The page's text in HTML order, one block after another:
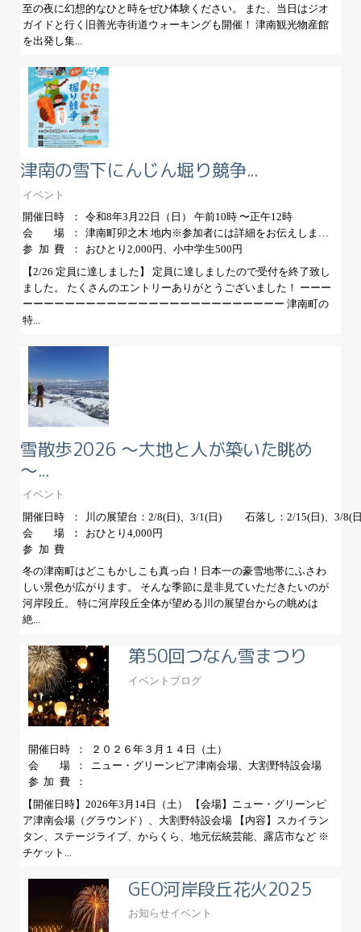
至の夜に幻想的なひと時をぜひ体験ください。 また、当日はジオ
ガイドと行く旧善光寺街道ウォーキングも開催！ 津南観光物産館
を出発し集...
津南の雪下にんじん堀り競争...
イベント
開催日時
令和8年3月22日（日） 午前10時 〜正午12時
会場 津南町卯之木 地内※参加者には詳細をお伝えします。
参加費
おひとり2,000円、小中学生500円
【2/26 定員に達しました】 定員に達しましたので受付を終了致し
ました。 たくさんのエントリーありがとうございました！ ーーー
ーーーーーーーーーーーーーーーーーーーーーーーーー 津南町の
特...
雪散歩2026 ～大地と人が築いた眺め
～...
イベント
開催日時
川の展望台：2/8(日)、3/1(日) 石落し：2/15(日)、3/8(
会場
参加費
おひとり4,000円
冬の津南町はどこもかしこも真っ白！日本一の豪雪地帯にふさわ
しい景色が広がります。 そんな季節に是非見ていただきたいのが
河岸段丘。 特に河岸段丘全体が望める川の展望台からの眺めは
絶...
第50回つなん雪まつり
イベント ブログ
開催日時
２０２６年３月１４日（土）
会場 ニュー・グリーンピア津南会場、大割野特設会場
参加費
【開催日時】2026年3月14日（土） 【会場】ニュー・グリーンピ
ア津南会場（グラウンド）、大割野特設会場 【内容】スカイラン
タン、ステージライブ、からくら、地元伝統芸能、露店市など ※
チケット...
GEO河岸段丘花火2025
お知らせイベント